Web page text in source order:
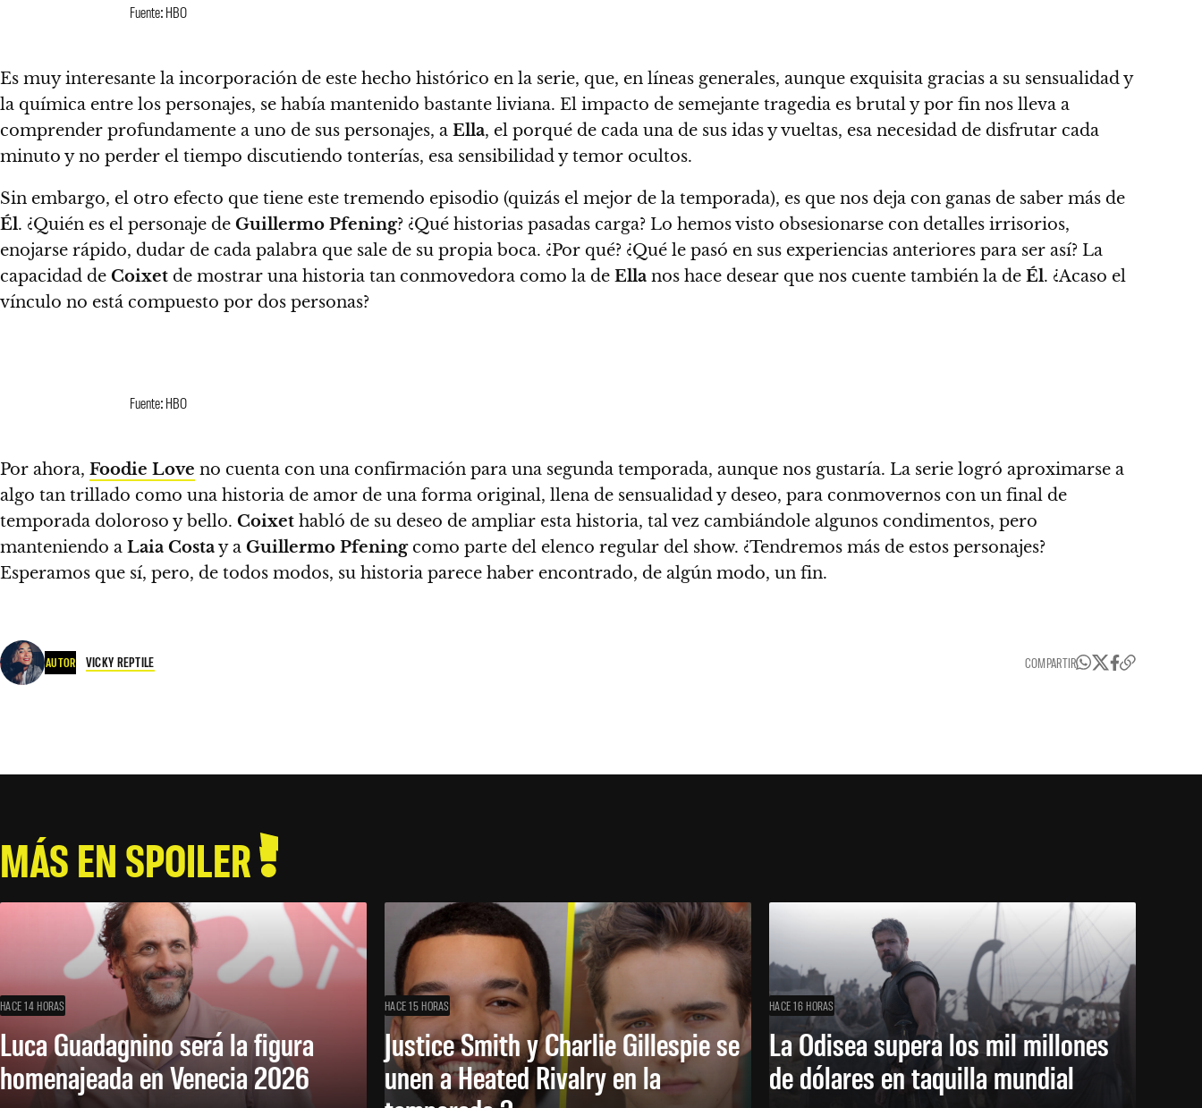
Fuente: HBO
Es muy interesante la incorporación de este hecho histórico en la serie, que, en líneas generales, aunque exquisita gracias a su sensualidad y
la química entre los personajes, se había mantenido bastante liviana. El impacto de semejante tragedia es brutal y por fin nos lleva a
comprender profundamente a uno de sus personajes, a Ella, el porqué de cada una de sus idas y vueltas, esa necesidad de disfrutar cada
minuto y no perder el tiempo discutiendo tonterías, esa sensibilidad y temor ocultos.
Sin embargo, el otro efecto que tiene este tremendo episodio (quizás el mejor de la temporada), es que nos deja con ganas de saber más de
Él. ¿Quién es el personaje de Guillermo Pfening? ¿Qué historias pasadas carga? Lo hemos visto obsesionarse con detalles irrisorios,
enojarse rápido, dudar de cada palabra que sale de su propia boca. ¿Por qué? ¿Qué le pasó en sus experiencias anteriores para ser así? La
capacidad de Coixet de mostrar una historia tan conmovedora como la de Ella nos hace desear que nos cuente también la de Él. ¿Acaso el
vínculo no está compuesto por dos personas?
Fuente: HBO
Por ahora, Foodie Love no cuenta con una confirmación para una segunda temporada, aunque nos gustaría. La serie logró aproximarse a
algo tan trillado como una historia de amor de una forma original, llena de sensualidad y deseo, para conmovernos con un final de
temporada doloroso y bello. Coixet habló de su deseo de ampliar esta historia, tal vez cambiándole algunos condimentos, pero
manteniendo a Laia Costay a Guillermo Pfeningcomo parte del elenco regular del show. ¿Tendremos más de estos personajes?
Esperamos que sí, pero, de todos modos, su historia parece haber encontrado, de algún modo, un fin.
AUTOR VICKY REPTILE COMPARTIR
MÁS EN SPOILER
HACE 14 HORAS
Luca Guadagnino será la figura
homenajeada en Venecia 2026
HACE 15 HORAS
Justice Smith y Charlie Gillespie se
unen a Heated Rivalry en la
HACE 16 HORAS
La Odisea supera los mil millones
de dólares en taquilla mundial